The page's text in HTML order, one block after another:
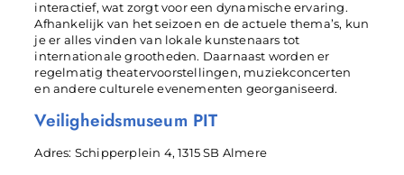
interactief, wat zorgt voor een dynamische ervaring.
Afhankelijk van het seizoen en de actuele thema’s, kun
je er alles vinden van lokale kunstenaars tot
internationale grootheden. Daarnaast worden er
regelmatig theatervoorstellingen, muziekconcerten
en andere culturele evenementen georganiseerd.
Veiligheidsmuseum PIT
Adres: Schipperplein 4, 1315 SB Almere